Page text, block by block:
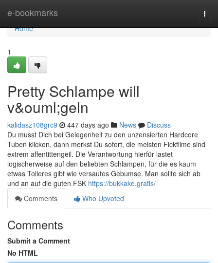
e-bookmarks
Home
Home
1
Pretty Schlampe will
v&ouml;geln
kalidasz108grc9 447 days ago News
Discuss
Du musst Dich bei Gelegenheit zu den unzensierten Hardcore
Tuben klicken, dann merkst Du sofort, die meisten Fickfilme sind
extrem affentittengeil. Die Verantwortung hierfür lastet
logischerweise auf den beliebten Schlampen, für die es kaum
etwas Tolleres gibt wie versautes Gebumse. Man sollte sich ab
und an auf die guten FSK https://bukkake.gratis/
Comments
Who Upvoted
Comments
Submit a Comment
No HTML